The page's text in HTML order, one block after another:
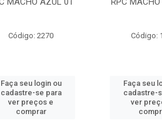
Código: 2270
Faça seu login ou
cadastre-se para
ver preços e
comprar
Código:
Faça seu
cadastre-
ver